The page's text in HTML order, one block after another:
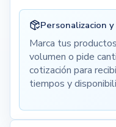
Personalizacion
Marca tus
volumen o pide
cotización para
tiempos y